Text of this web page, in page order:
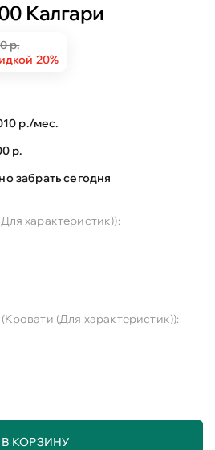
Калгари
р.
20%
р./мес.
р.
забрать сегодня
характеристик)):
(Для характеристик)):
В КОРЗИНУ